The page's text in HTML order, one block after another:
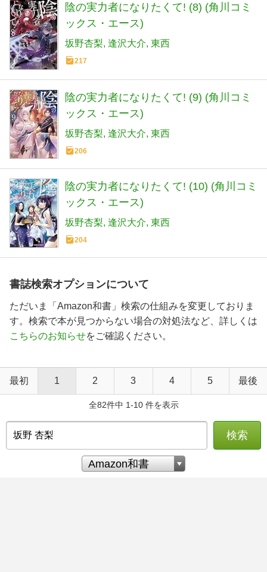
陰の実力者になりたくて! (8) (角川コミ
ックス・エース)
坂野杏梨 逢沢大介 東西
217
陰の実力者になりたくて! (9) (角川コミ
ックス・エース)
坂野杏梨 逢沢大介 東西
206
陰の実力者になりたくて! (10) (角川コミ
ックス・エース)
坂野杏梨 逢沢大介 東西
204
書誌検索オプションについて
ただいま「Amazon和書」検索の仕組みを変更しておりま
す。検索で本が見つからない場合の対処法など、詳しくは
こちらのお知らせをご確認ください。
最初 1 2 3 4 5 最後
全82件中 1-10 件を表示
検索